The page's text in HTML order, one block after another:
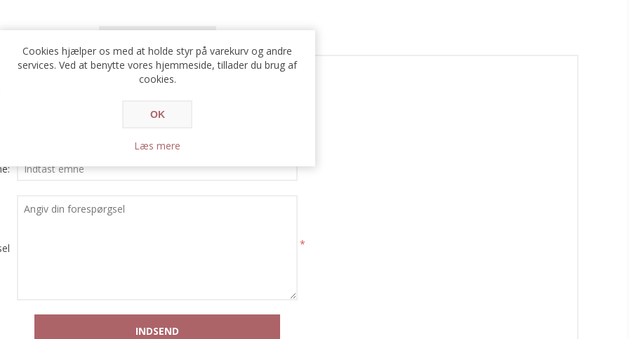
*
*
Cookies hjælper os med at holde styr på varekurv og andre
services. Ved at benytte vores hjemmeside, tillader du brug af
cookies.
OK
Læs mere